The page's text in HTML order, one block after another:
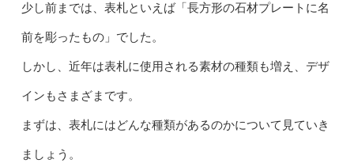
少し前までは、表札といえば「長方形の石材プレートに名
前を彫ったもの」でした。
しかし、近年は表札に使用される素材の種類も増え、デザ
インもさまざまです。
まずは、表札にはどんな種類があるのかについて見ていき
ましょう。